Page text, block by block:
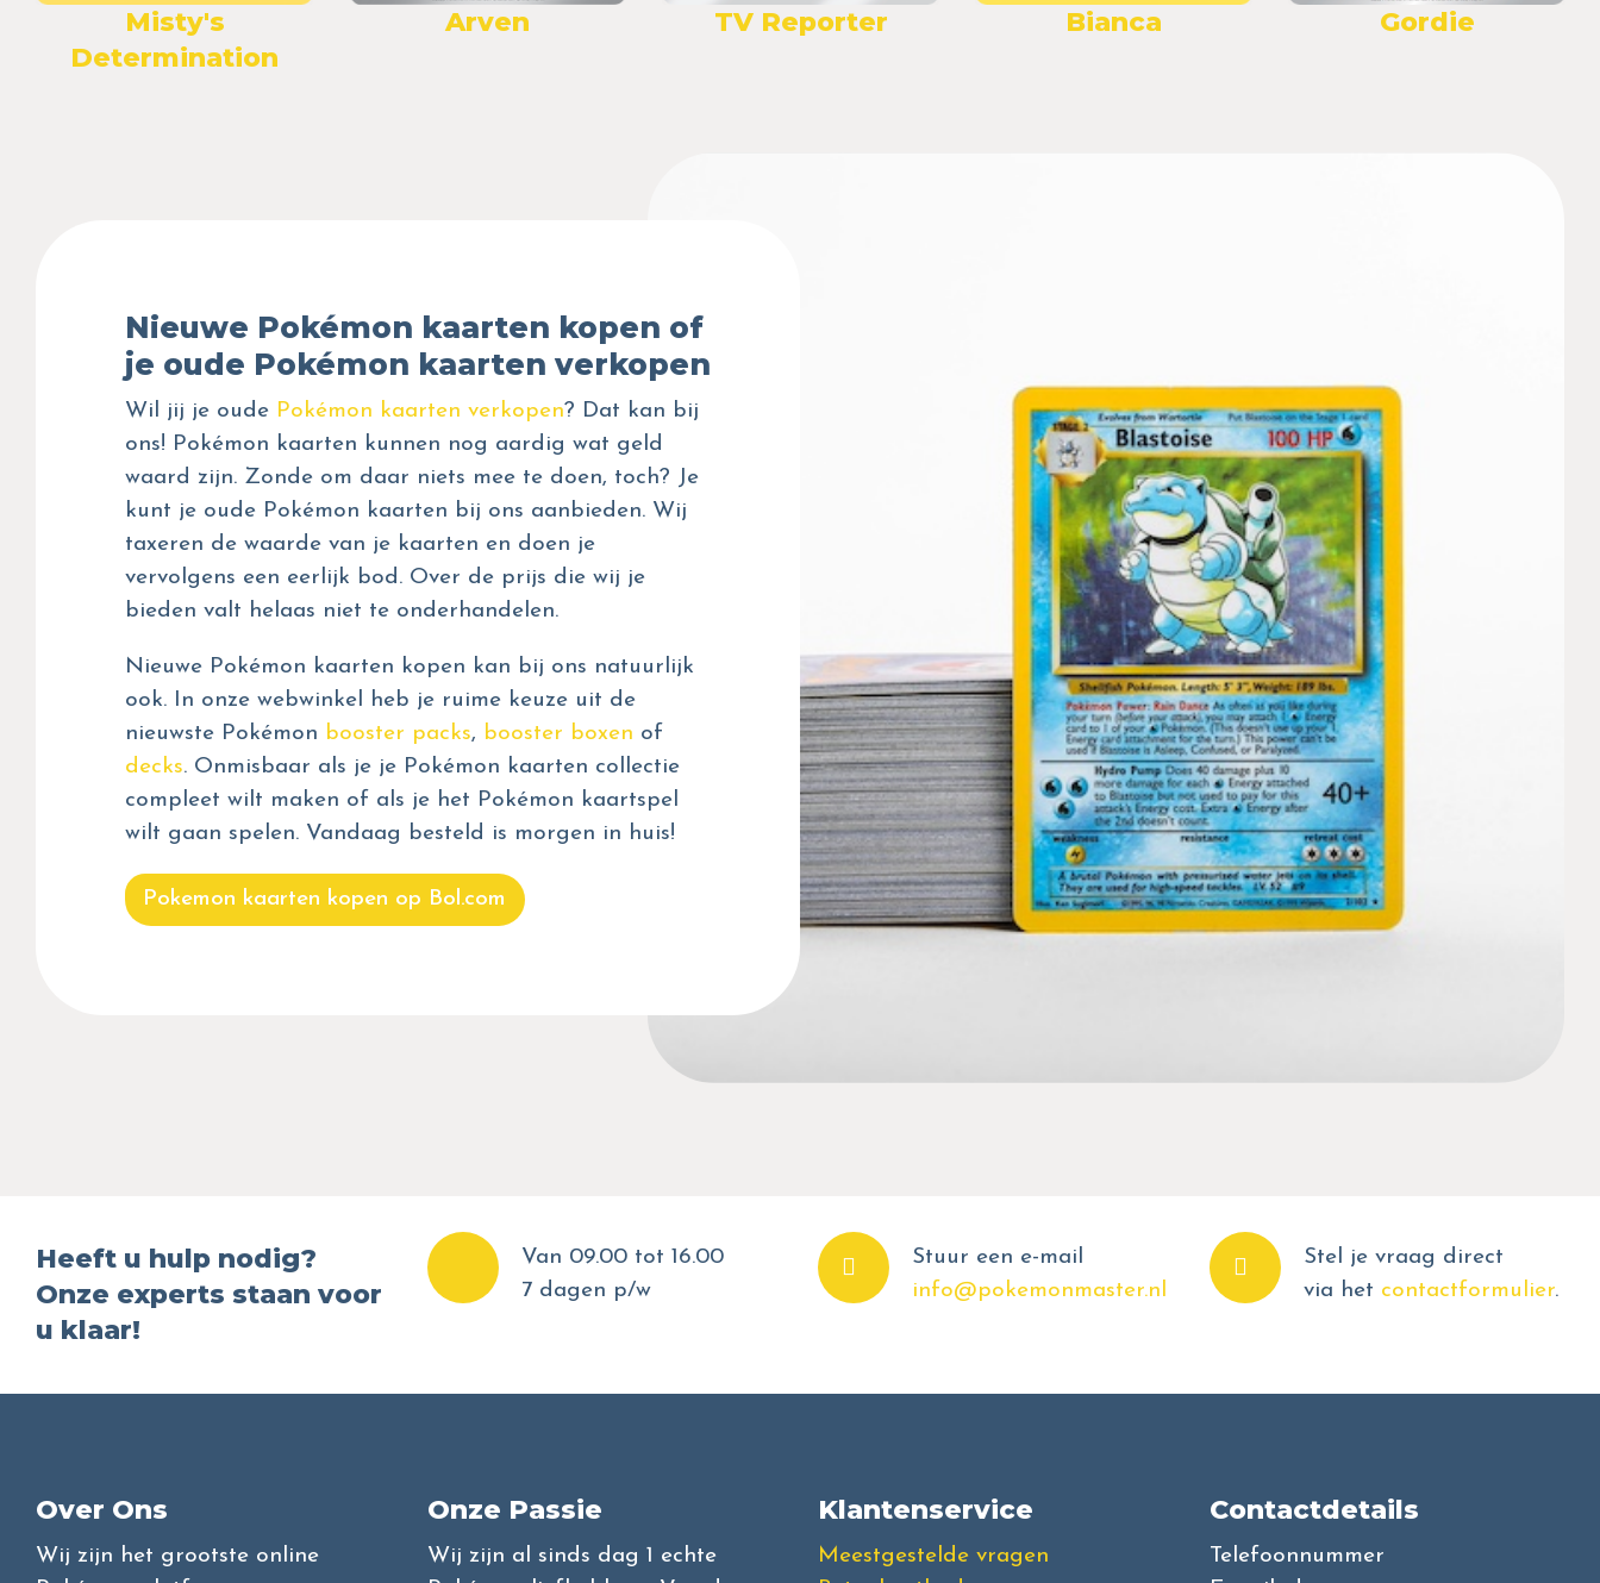
Misty's
Determination
Arven TV Reporter Bianca Gordie
Nieuwe Pokémon kaarten kopen of
je oude Pokémon kaarten verkopen
Wil jij je oude Pokémon kaarten verkopen? Dat kan bij
ons! Pokémon kaarten kunnen nog aardig wat geld
waard zijn. Zonde om daar niets mee te doen, toch? Je
kunt je oude Pokémon kaarten bij ons aanbieden. Wij
taxeren de waarde van je kaarten en doen je
vervolgens een eerlijk bod. Over de prijs die wij je
bieden valt helaas niet te onderhandelen.
Nieuwe Pokémon kaarten kopen kan bij ons natuurlijk
ook. In onze webwinkel heb je ruime keuze uit de
nieuwste Pokémon booster packs, booster boxen of
decks. Onmisbaar als je je Pokémon kaarten collectie
compleet wilt maken of als je het Pokémon kaartspel
wilt gaan spelen. Vandaag besteld is morgen in huis!
Pokemon kaarten kopen op Bol.com
Heeft u hulp nodig?
Onze experts staan voor
u klaar!
Van 09.00 tot 16.00
7 dagen p/w
Stuur een e-mail
info@pokemonmaster.nl
Stel je vraag direct
via het contactformulier.
Over Ons
Wij zijn het grootste online
Onze Passie
Wij zijn al sinds dag 1 echte
Klantenservice
Meestgestelde vragen
Contactdetails
Telefoonnummer